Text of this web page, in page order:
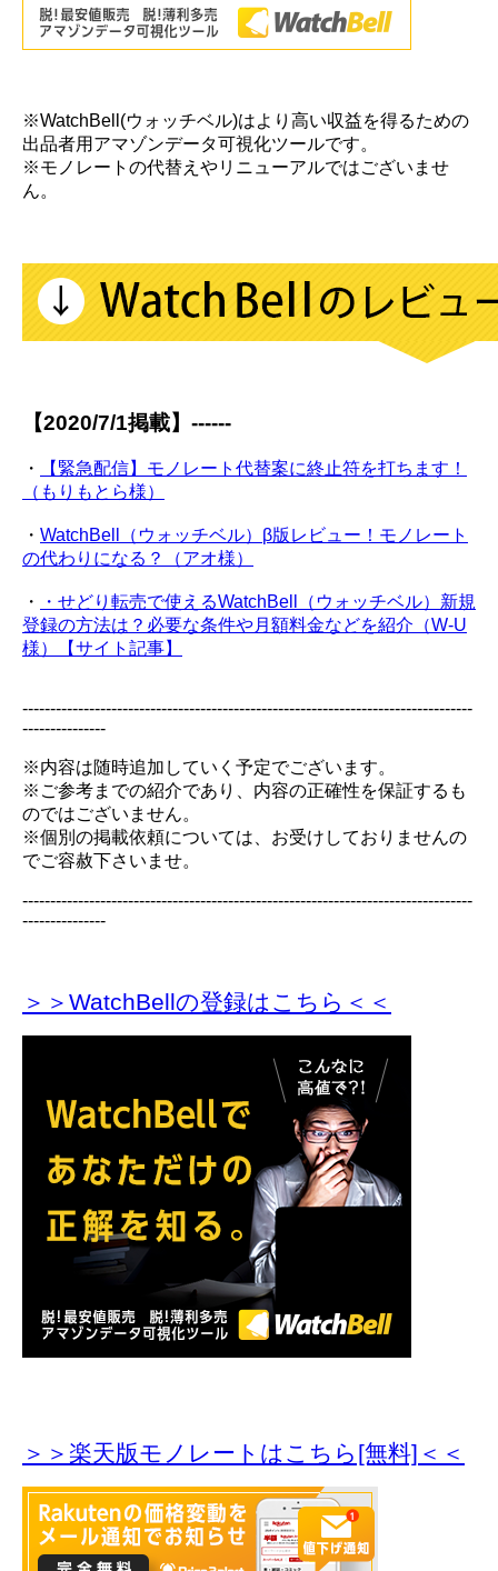
※WatchBell(ウォッチベル)はより高い収益を得るための
出品者用アマゾンデータ可視化ツールです。
※モノレートの代替えやリニューアルではございませ
ん。
【2020/7/1掲載】------
・
【緊急配信】モノレート代替案に終止符を打ちます！
（もりもとら様）
・ WatchBell（ウォッチベル）β版レビュー！モノレート
の代わりになる？（アオ様）
・
・せどり転売で使えるWatchBell（ウォッチベル）新規
登録の方法は？必要な条件や月額料金などを紹介（W-U
様）【サイト記事】
---------------------------------------------------------------------------------
---------------
※内容は随時追加していく予定でございます。
※ご参考までの紹介であり、内容の正確性を保証するも
のではございません。
※個別の掲載依頼については、お受けしておりませんの
でご容赦下さいませ。
---------------------------------------------------------------------------------
---------------
＞＞WatchBellの登録はこちら＜＜
＞＞楽天版モノレートはこちら[無料]＜＜